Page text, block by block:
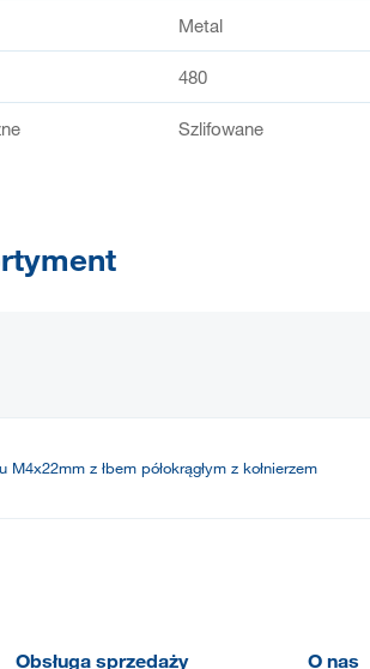
Metal
480
Szlifowane
z łbem półokrągłym z kołnierzem
Obsługa sprzedaży O nas